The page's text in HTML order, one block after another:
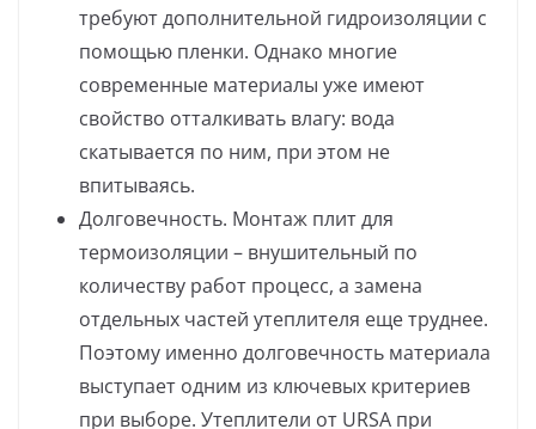
требуют дополнительной гидроизоляции с
помощью пленки. Однако многие
современные материалы уже имеют
свойство отталкивать влагу: вода
скатывается по ним, при этом не
впитываясь.
Долговечность. Монтаж плит для
термоизоляции – внушительный по
количеству работ процесс, а замена
отдельных частей утеплителя еще труднее.
Поэтому именно долговечность материала
выступает одним из ключевых критериев
при выборе. Утеплители от URSA при